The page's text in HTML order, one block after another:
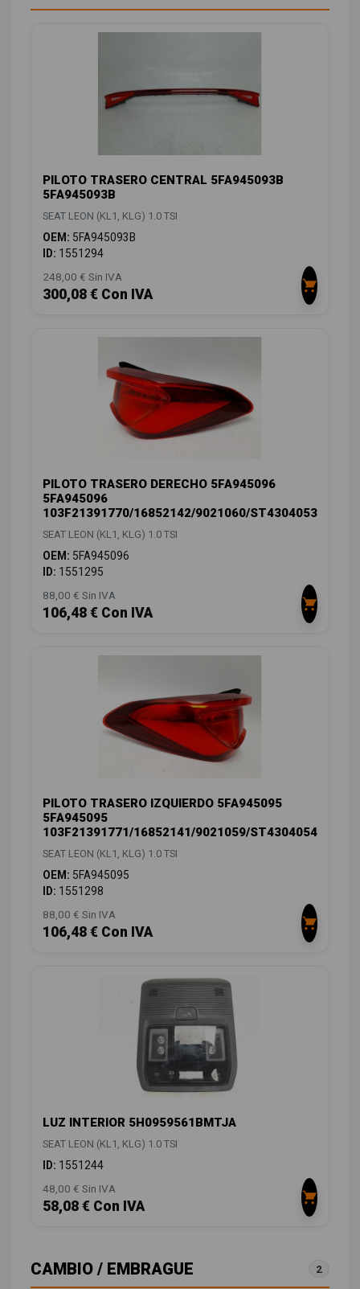
PILOTO TRASERO CENTRAL 5FA945093B
5FA945093B
SEAT LEON (KL1, KLG) 1.0 TSI
OEM: 5FA945093B
ID: 1551294
248,00 € Sin IVA
300,08 € Con IVA
PILOTO TRASERO DERECHO 5FA945096
5FA945096
103F21391770/16852142/9021060/ST4304053
SEAT LEON (KL1, KLG) 1.0 TSI
OEM: 5FA945096
ID: 1551295
88,00 € Sin IVA
106,48 € Con IVA
PILOTO TRASERO IZQUIERDO 5FA945095
5FA945095
103F21391771/16852141/9021059/ST4304054
SEAT LEON (KL1, KLG) 1.0 TSI
OEM: 5FA945095
ID: 1551298
88,00 € Sin IVA
106,48 € Con IVA
LUZ INTERIOR 5H0959561BMTJA
SEAT LEON (KL1, KLG) 1.0 TSI
ID: 1551244
48,00 € Sin IVA
58,08 € Con IVA
CAMBIO / EMBRAGUE 2